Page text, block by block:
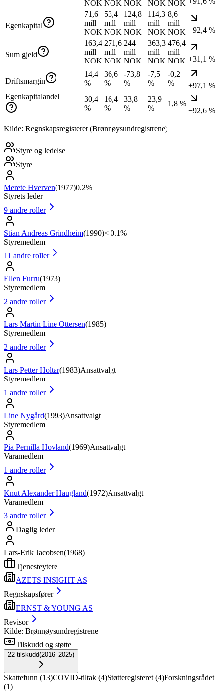
NOK NOK NOK NOK NOK
Egenkapital
71,6
mill
NOK
53,4
mill
NOK
124,8
mill
NOK
114,3
mill
NOK
8,6
mill
NOK −92,4 %
Sum gjeld
163,4
mill
NOK
271,6
mill
NOK
244
mill
NOK
363,3
mill
NOK
476,4
mill
NOK +31,1 %
Driftsmargin
14,4
%
36,6
%
-73,8
%
-7,5
%
-0,2
%
+97,1 %
Egenkapitalandel
30,4
%
16,4
%
33,8
%
23,9
%
1,8 %
−92,6 %
Kilde: Regnskapsregisteret (Brønnøysundregistrene)
Styre og ledelse
Styre
Merete Hverven(1977)0.2%
Styrets leder
9 andre roller
Stian Andreas Grindheim(1990)< 0.1%
Styremedlem
11 andre roller
Ellen Furru(1973)
Styremedlem
2 andre roller
Lars Martin Line Ottersen(1985)
Styremedlem
2 andre roller
Lars Petter Holtar(1983)Ansattvalgt
Styremedlem
1 andre roller
Line Nygård(1993)Ansattvalgt
Styremedlem
Pia Pernilla Hovland(1969)Ansattvalgt
Varamedlem
1 andre roller
Knut Alexander Haugland(1972)Ansattvalgt
Varamedlem
3 andre roller
Daglig leder
Lars-Erik Jacobsen(1968)
Tjenesteytere
AZETS INSIGHT AS
Regnskapsfører
ERNST & YOUNG AS
Revisor
Kilde: Brønnøysundregistrene
Tilskudd og støtte
22 tilskudd(2016–2025)
Skattefunn (13)COVID-tiltak (4)Støtteregisteret (4)Forskningsrådet
(1)